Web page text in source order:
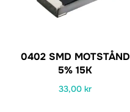
0402 SMD MOTSTÅND
5% 15K
33,00kr